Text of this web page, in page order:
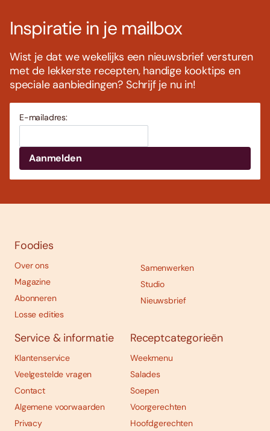
Inspiratie in je mailbox
Wist je dat we wekelijks een nieuwsbrief versturen
met de lekkerste recepten, handige kooktips en
speciale aanbiedingen? Schrijf je nu in!
E-mailadres:
Foodies
Over ons
Magazine
Abonneren
Losse edities
Samenwerken
Studio
Nieuwsbrief
Service & informatie
Klantenservice
Veelgestelde vragen
Contact
Algemene voorwaarden
Privacy
Receptcategorieën
Weekmenu
Salades
Soepen
Voorgerechten
Hoofdgerechten